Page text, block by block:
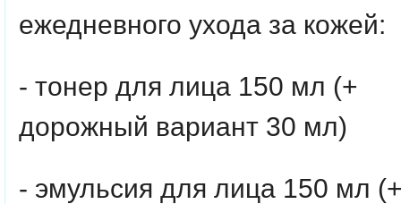
ежедневного ухода за кожей:
- тонер для лица 150 мл (+
дорожный вариант 30 мл)
- эмульсия для лица 150 мл